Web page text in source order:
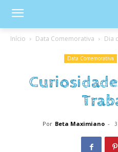
Início Data Comemorativa Dia
Data Comemorativa
Por Beta Maximiano -